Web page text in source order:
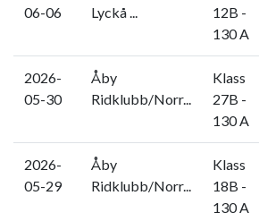
06-06
Lyckå ...
12B -
130 A
2026-
05-30
Åby
Ridklubb/Norr...
Klass
27B -
130 A
2026-
05-29
Åby
Ridklubb/Norr...
Klass
18B -
130 A